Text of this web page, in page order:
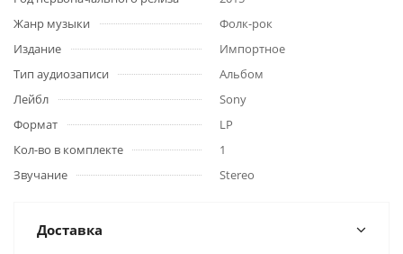
Жанр музыки
Фолк-рок
Издание
Импортное
Тип аудиозаписи
Альбом
Лейбл
Sony
Формат
LP
Кол-во в комплекте
1
Звучание
Stereo
Доставка